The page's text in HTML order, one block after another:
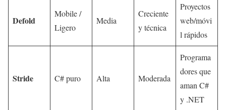
Defold
Mobile /
Ligero
Media
Creciente
y técnica
Proyectos
web/móvi
l rápidos
Stride C# puro Alta Moderada
Programa
dores que
aman C#
y .NET